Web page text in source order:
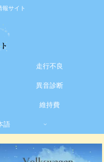
サイト
走行不良
異音診断
維持費
語